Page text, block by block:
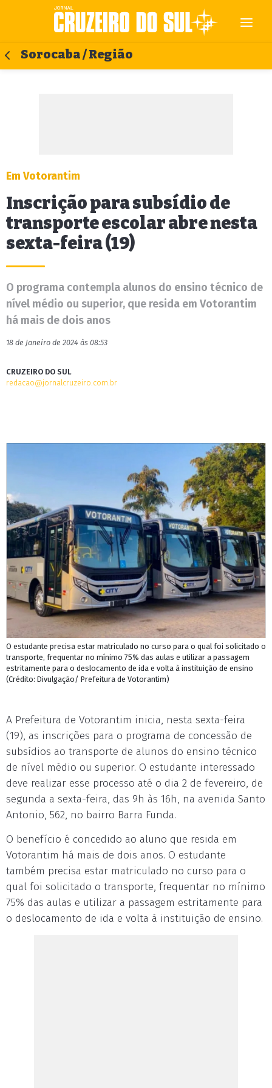
Sorocaba / Região
Em Votorantim
Inscrição para subsídio de
transporte escolar abre nesta
sexta-feira (19)
O programa contempla alunos do ensino técnico de
nível médio ou superior, que resida em Votorantim
há mais de dois anos
18 de Janeiro de 2024 às 08:53
CRUZEIRO DO SUL
redacao@jornalcruzeiro.com.br
O estudante precisa estar matriculado no curso para o qual foi solicitado o
transporte, frequentar no mínimo 75% das aulas e utilizar a passagem
estritamente para o deslocamento de ida e volta à instituição de ensino
(Crédito: Divulgação/ Prefeitura de Votorantim)
A Prefeitura de Votorantim inicia, nesta sexta-feira
(19), as inscrições para o programa de concessão de
subsídios ao transporte de alunos do ensino técnico
de nível médio ou superior. O estudante interessado
deve realizar esse processo até o dia 2 de fevereiro, de
segunda a sexta-feira, das 9h às 16h, na avenida Santo
Antonio, 562, no bairro Barra Funda.
O benefício é concedido ao aluno que resida em
Votorantim há mais de dois anos. O estudante
também precisa estar matriculado no curso para o
qual foi solicitado o transporte, frequentar no mínimo
75% das aulas e utilizar a passagem estritamente para
o deslocamento de ida e volta à instituição de ensino.